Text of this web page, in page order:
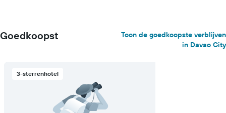
Goedkoopst
Toon de goedkoopste verblijven
in Davao City
3-sterrenhotel